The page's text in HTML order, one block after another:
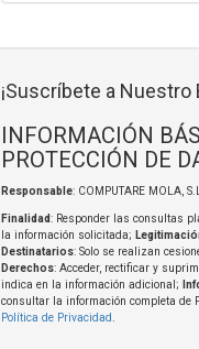
¡Suscríbete a Nuestro
INFORMACIÓN
PROTECCIÓN DE
Responsable: COMPUTARE MOLA,
Finalidad: Responder las consultas
la información solicitada;
Destinatarios: Solo se realizan
Derechos: Acceder, rectificar y
indica en la información adicional;
consultar la información completa de
Política de Privacidad